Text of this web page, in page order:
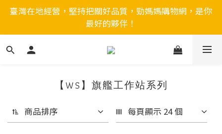
臺灣在地經營，堅持把關好品質，勁媽媽購物網，是你
最好的夥伴！
【WS】旗艦工作站系列
商品排序 每頁顯示 24 個